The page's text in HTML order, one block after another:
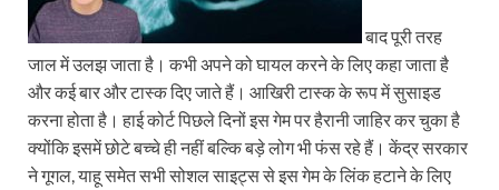
बाद पूरी तरह
जाल में उलझ जाता है। कभी अपने को घायल करने के लिए कहा जाता है
और कई बार और टास्क दिए जाते हैं। आखिरी टास्क के रूप में सुसाइड
करना होता है। हाई कोर्ट पिछले दिनों इस गेम पर हैरानी जाहिर कर चुका है
क्योंकि इसमें छोटे बच्चे ही नहीं बल्कि बड़े लोग भी फंस रहे हैं। केंद्र सरकार
ने गूगल, याहू समेत सभी सोशल साइट्स से इस गेम के लिंक हटाने के लिए